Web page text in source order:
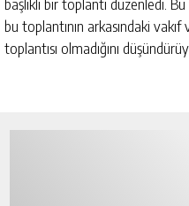
bu toplantının arkasındaki
toplantısı olmadığını